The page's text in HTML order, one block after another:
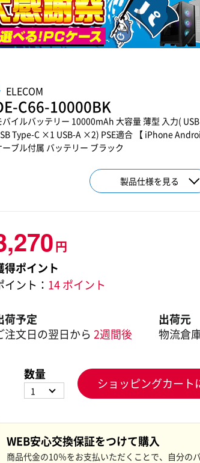
ELECOM
C66-10000BK
バイルバッテリー 10000mAh 大容量 薄型 入力(
Type-C ×1 USB-A ×2) PSE適合 【 iPhone
ーブル付属 バッテリー ブラック
製品仕様を見る
円
得ポイント
イント： 14 ポイント
荷予定
注文日の翌日から 2週間後
出荷元
物流倉
数量
1 ショッピングカート
WEB安心交換保証をつけて購入
商品代金の10％をお支払いただくことで、自分の